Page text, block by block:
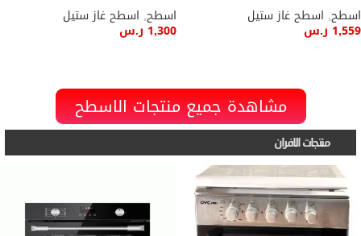
اسطح, اسطح غاز ستيل
1,559 ر.س
اسطح, اسطح غاز ستيل
1,300 ر.س
مشاهدة جميع منتجات الاسطح
منتجات الافران